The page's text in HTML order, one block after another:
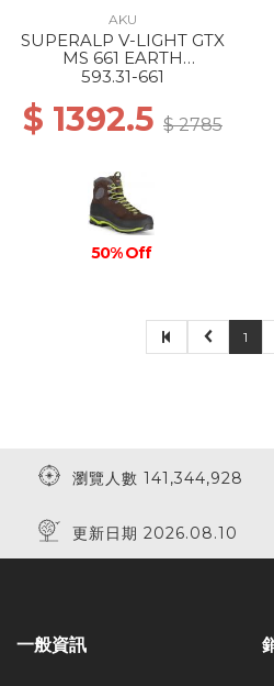
AKU
SUPERALP V-LIGHT GTX
MS 661 EARTH
BROWN/LIME
593.31-661
$ 1392.5 $ 2785
50% Off
1
瀏覽人數 141,344,928
更新日期 2026.08.10
一般資訊